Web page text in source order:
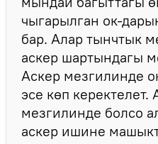
чыгарылган ок-
бар. Алар тынчтык
аскер шартындагы
Аскер мезгилинде
эсе көп
мезгилинде болсо
аскер ишине